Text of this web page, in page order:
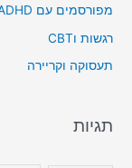
מפורסמים עם ADHD ולקויות למידה
רגשות וCBT
תעסוקה וקריירה
תגיות